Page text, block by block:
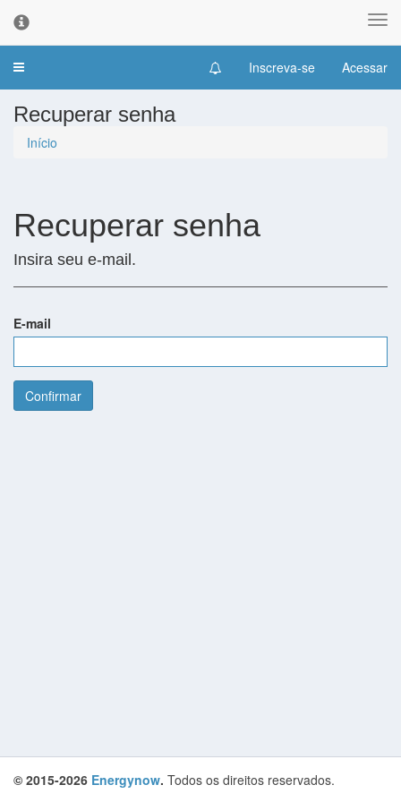
Toggle
Inscreva-se Acessar
de
Recuperar senha
Início
Recuperar senha
Insira seu e-mail.
E-mail
Confirmar
© 2015-2026 Energynow. Todos os direitos reservados.